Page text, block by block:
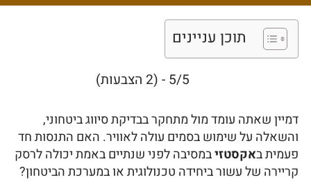
ב-2026
תוכן עניינים
5/5 - (2 הצבעות)
דמיין שאתה עומד מול מתחקר בבדיקת סיווג ביטחוני,
והשאלה על שימוש בסמים עולה לאוויר. האם התנסות חד
פעמית באקסטזיבמסיבה לפני שנתיים באמת יכולה לרסק
קריירה של עשור ביחידה טכנולוגית או במערכת הביטחון?